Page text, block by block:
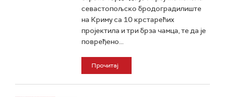
севастопољско бродоградилиште
на Криму са 10 крстарећих
пројектила и три брза чамца, те да је
повређено...
Прочитај